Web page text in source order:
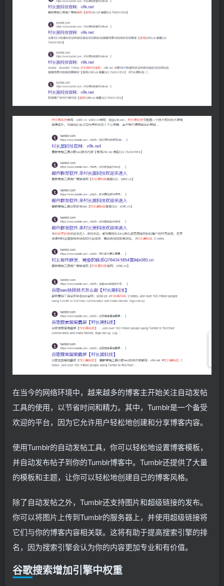
在当今的网络环境中，越来越多的博客主开始关注自动发帖
工具的使用，以节省时间和精力。其中，Tumblr是一个备受
欢迎的平台，因为它允许用户轻松地创建和分享博客内容。
使用Tumblr的自动发帖工具，你可以轻松地设置博客模板，
并自动发布帖子到你的Tumblr博客中。Tumblr还提供了大量
的模板和主题，让你可以轻松地创建自己的博客风格。
除了自动发帖之外，Tumblr还支持图片和超级链接的发布。
你可以将图片上传到Tumblr的服务器上，并使用超级链接将
它们与你的博客内容相关联。这将有助于提高搜索引擎的排
名，因为搜索引擎会认为你的内容更加专业和有价值。
谷歌搜索增加引擎中权重